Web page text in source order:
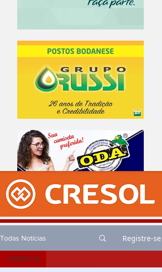
Todas Notícias Registre-se
TODAS